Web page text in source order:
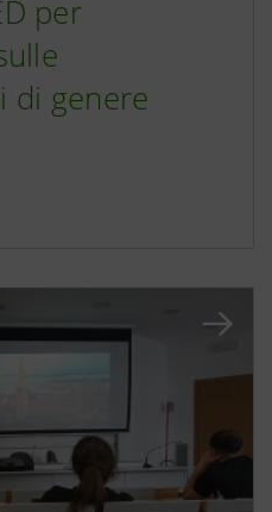
per
di genere